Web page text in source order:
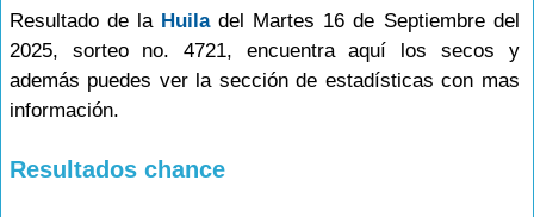
Resultado de la Huiladel Martes 16 de Septiembre del
2025, sorteo no. 4721, encuentra aquí los secos y
además puedes ver la sección de estadísticas con mas
información.
Resultados chance